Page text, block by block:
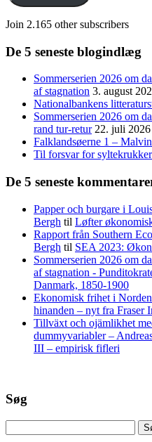
Join 2.165 other subscribers
De 5 seneste blogindlæg
Sommerserien 2026 om
af stagnation 3. august
Nationalbankens
Sommerserien 2026 om
rand tur-retur 22. juli 2026
Falklandsøerne 1 –
Til forsvar for
De 5 seneste
Papper och burgare i
Bergh til Løfter
Rapport från Southern
Bergh til SEA 2023:
Sommerserien 2026 om
af stagnation -
Danmark, 1850-1900
Ekonomisk frihet i
hinanden – nyt fra Fraser
Tillväxt och ojämlikhet
dummyvariabler –
III – empirisk fifleri
Søg
efter: